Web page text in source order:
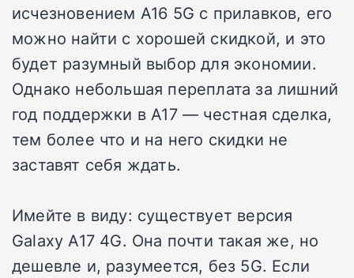
исчезновением A16 5G с прилавков, его
можно найти с хорошей скидкой, и это
будет разумный выбор для экономии.
Однако небольшая переплата за лишний
год поддержки в A17 — честная сделка,
тем более что и на него скидки не
заставят себя ждать.
Имейте в виду: существует версия
Galaxy A17 4G. Она почти такая же, но
дешевле и, разумеется, без 5G. Если